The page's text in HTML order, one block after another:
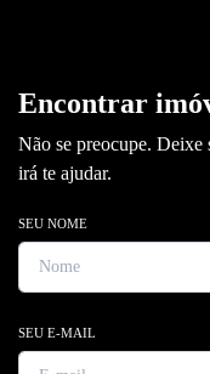
Encontrar
Não se preocupe. Deixe
irá te ajudar.
SEU NOME
SEU E-MAIL